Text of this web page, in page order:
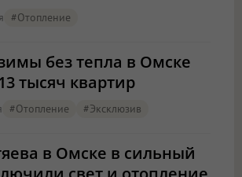
#отопление
без тепла в Омске
тысяч квартир
#отопление #эксклюзив
в Омске в сильный